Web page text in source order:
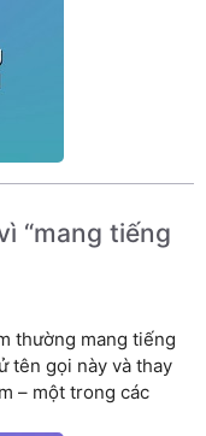
“mang tiếng
thường mang tiếng
tên gọi này và thay
– một trong các